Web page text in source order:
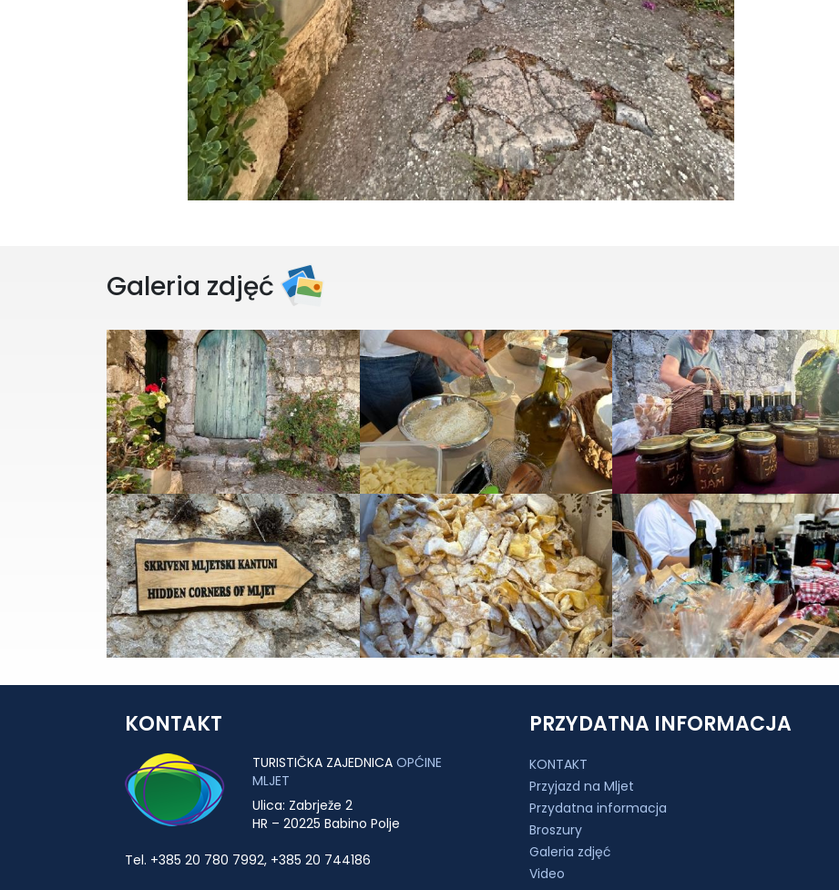
Galeria zdjęć
KONTAKT
TURISTIČKA ZAJEDNICA OPĆINE
MLJET
Ulica: Zabrježe 2
HR – 20225 Babino Polje
Tel. +385 20 780 7992, +385 20 744186
PRZYDATNA INFORMACJA
KONTAKT
Przyjazd na Mljet
Przydatna informacja
Broszury
Galeria zdjęć
Video